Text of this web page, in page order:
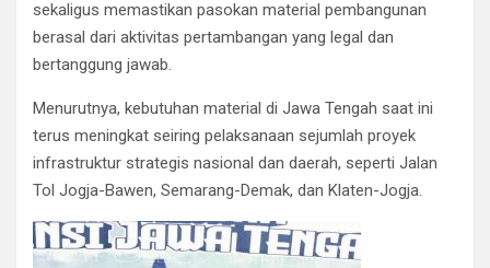
sekaligus memastikan pasokan material pembangunan
berasal dari aktivitas pertambangan yang legal dan
bertanggung jawab.
Menurutnya, kebutuhan material di Jawa Tengah saat ini
terus meningkat seiring pelaksanaan sejumlah proyek
infrastruktur strategis nasional dan daerah, seperti Jalan
Tol Jogja-Bawen, Semarang-Demak, dan Klaten-Jogja.